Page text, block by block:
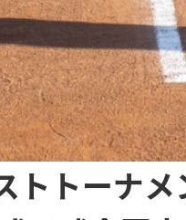
トトーナメ